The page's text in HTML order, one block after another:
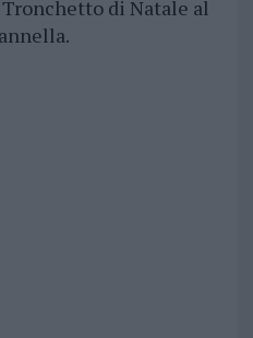
di Natale al